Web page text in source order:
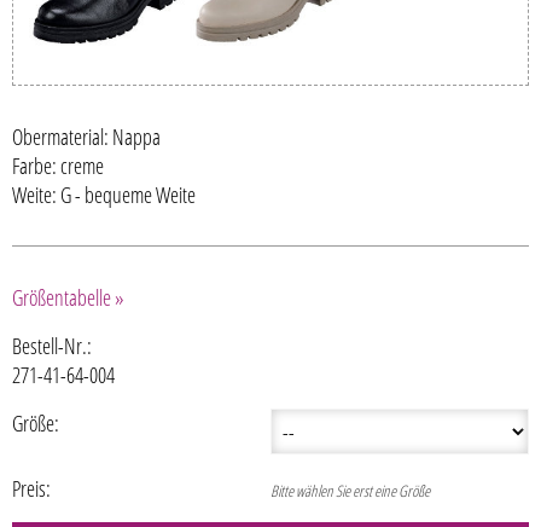
Obermaterial: Nappa
Farbe: creme
Weite: G - bequeme Weite
Größentabelle »
Bestell-Nr.:
271-41-64-004
Größe:
Preis: Bitte wählen Sie erst eine Größe